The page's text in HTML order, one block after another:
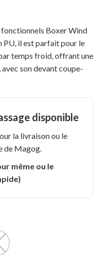
Boxer Wind
PU, il est parfait pour le
temps froid, offrant une
son devant coupe-
disponible
la livraison ou le
de Magog.
même ou le